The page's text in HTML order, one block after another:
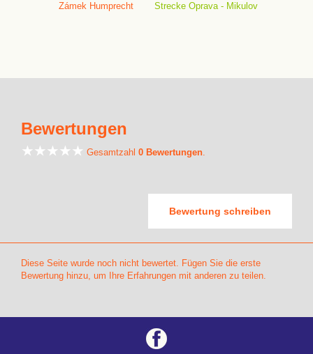
Zámek Humprecht Strecke Oprava - Mikulov
Bewertungen
Gesamtzahl 0 Bewertungen.
Bewertung schreiben
Diese Seite wurde noch nicht bewertet. Fügen Sie die erste
Bewertung hinzu, um Ihre Erfahrungen mit anderen zu teilen.